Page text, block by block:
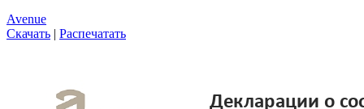
Avenue
Скачать | Распечатать